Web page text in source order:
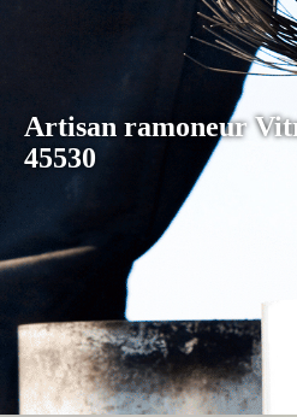
Artisan ramoneur
45530